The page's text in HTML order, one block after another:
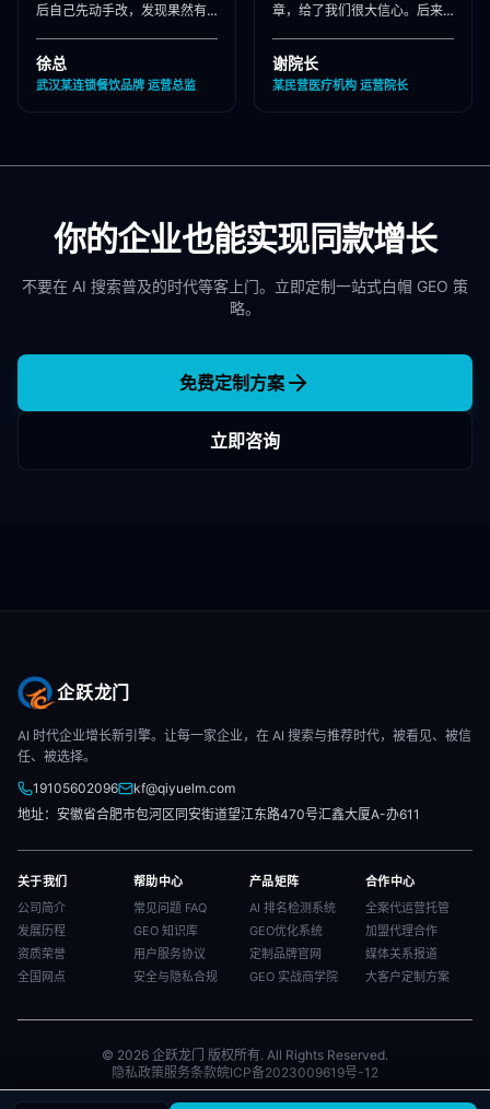
后自己先动手改，发现果然有
营，效果更好！"
徐总
武汉某连锁餐饮品牌 运营总监
章，给了我们很大信心。后来
行合规承诺，非常专业！"
谢院长
某民营医疗机构 运营院长
你的企业也能实现同款增长
不要在 AI 搜索普及的时代等客上门。立即定制一站式白帽 GEO 策
略。
免费定制方案
立即咨询
企跃龙门
AI 时代企业增长新引擎。让每一家企业，在 AI 搜索与推荐时代，被看见、被信
任、被选择。
19105602096
kf@qiyuelm.com
地址：安徽省合肥市包河区同安街道望江东路470号汇鑫大厦A-办611
关于我们
公司简介
发展历程
资质荣誉
全国网点
帮助中心
常见问题 FAQ
GEO 知识库
用户服务协议
安全与隐私合规
产品矩阵
AI 排名检测系统
GEO优化系统
定制品牌官网
GEO 实战商学院
合作中心
全案代运营托管
加盟代理合作
媒体关系报道
大客户定制方案
© 2026 企跃龙门 版权所有. All Rights Reserved.
隐私政策服务条款皖ICP备2023009619号-12